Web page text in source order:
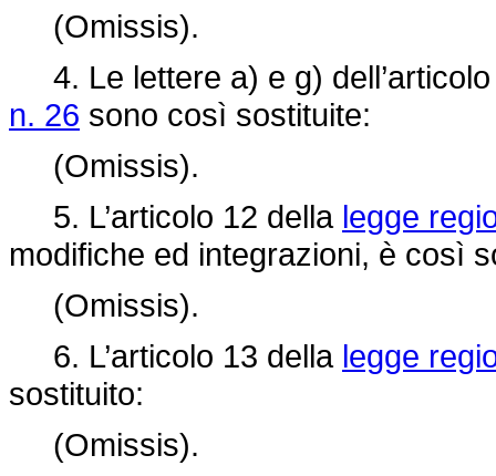
(Omissis).
4. Le lettere a) e g)
n. 26 sono così sostituite:
(Omissis).
5. L’articolo 12 della legge
modifiche ed integrazioni, è così
(Omissis).
6. L’articolo 13 della legge
sostituito:
(Omissis).